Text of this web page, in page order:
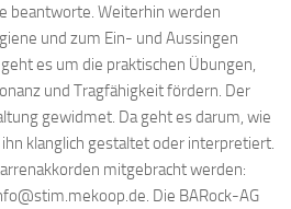
beantworte. Weiterhin werden
und zum Ein- und Aussingen
es um die praktischen Übungen,
und Tragfähigkeit fördern. Der
gewidmet. Da geht es darum, wie
klanglich gestaltet oder interpretiert.
mitgebracht werden:
. Die BARock-AG